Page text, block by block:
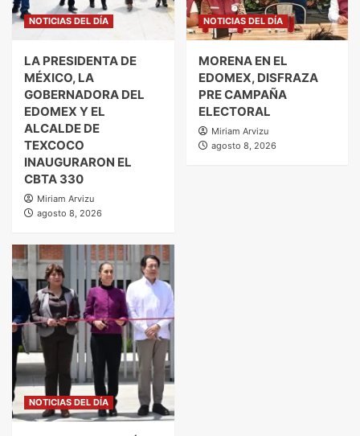
NOTICIAS DEL DÍA
LA PRESIDENTA DE
MÉXICO, LA
GOBERNADORA DEL
EDOMEX Y EL
ALCALDE DE
TEXCOCO
INAUGURARON EL
CBTA 330
Miriam Arvizu
agosto 8, 2026
NOTICIAS DEL DÍA
MORENA EN EL
EDOMEX, DISFRAZA
PRE CAMPAÑA
ELECTORAL
Miriam Arvizu
agosto 8, 2026
NOTICIAS DEL DÍA